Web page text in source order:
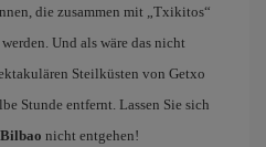
die zusammen mit „Txikitos“
Und als wäre das nicht
Steilküsten von Getxo
Stunde entfernt. Lassen Sie sich
nicht entgehen!